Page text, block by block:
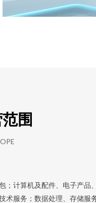
围
计算机及配件、电子产
服务；数据处理、存储服